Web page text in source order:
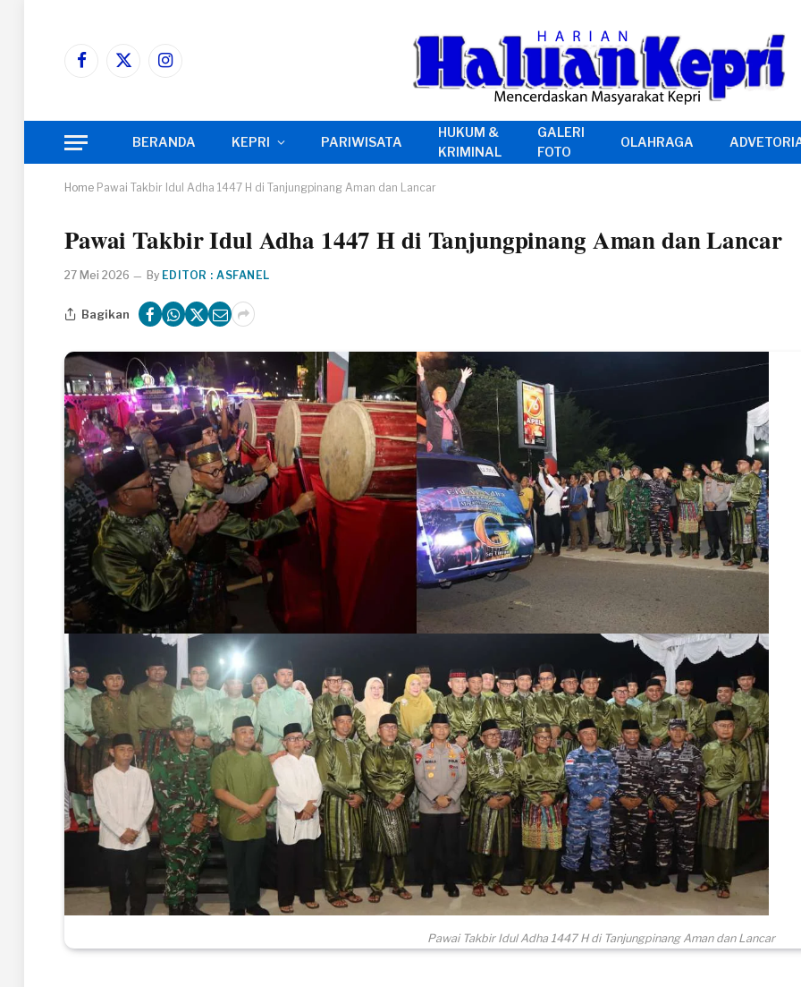
Facebook
X
Instagram
BERANDA KEPRI PARIWISATA
HUKUM &
KRIMINAL
GALERI
FOTO
OLAHRAGA
Home Pawai Takbir Idul Adha 1447 H di Tanjungpinang Aman dan Lancar
Pawai Takbir Idul Adha 1447 H di Tanjungpinang Aman dan Lancar
27 Mei 2026 By EDITOR : ASFANEL
Bagikan
Pawai Takbir Idul Adha 1447 H di Tanjungpinang Aman dan Lancar